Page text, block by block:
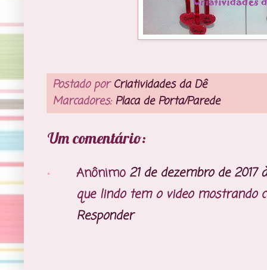
Postado porCriatividades da Dê
Marcadores: Placa de Porta/Parede
Um comentário:
Anônimo 21 de dezembro de 2017
que lindo tem o video mostrando
Responder